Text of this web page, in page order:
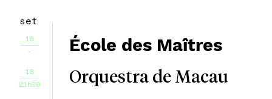
set
16
-
École des Maîtres
18
21h00
Orquestra de Macau